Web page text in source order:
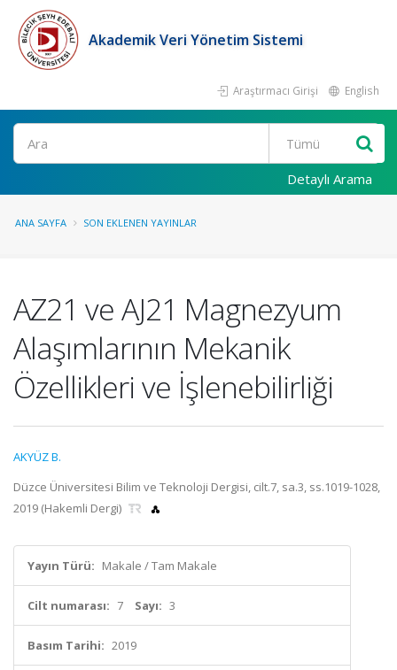
Akademik Veri Yönetim Sistemi
Araştırmacı Girişi English
Ara
Detaylı Arama
ANA SAYFA SON EKLENEN YAYINLAR
AZ21 ve AJ21 Magnezyum
Alaşımlarının Mekanik
Özellikleri ve İşlenebilirliği
AKYÜZ B.
Düzce Üniversitesi Bilim ve Teknoloji Dergisi, cilt.7, sa.3, ss.1019-1028,
2019 (Hakemli Dergi)
Yayın Türü: Makale / Tam Makale
Cilt numarası: 7 Sayı: 3
Basım Tarihi: 2019